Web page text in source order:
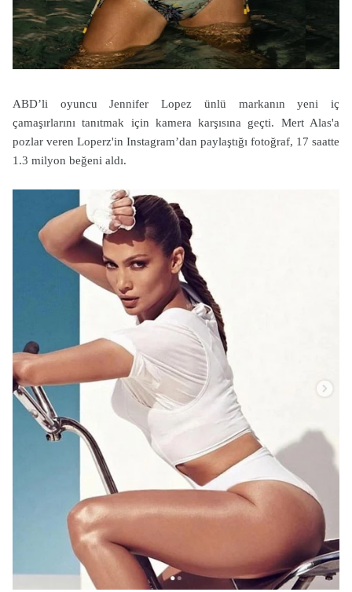
ABD’li oyuncu Jennifer Lopez ünlü markanın yeni iç
çamaşırlarını tanıtmak için kamera karşısına geçti. Mert Alas'a
pozlar veren Loperz'in Instagram’dan paylaştığı fotoğraf, 17 saatte
1.3 milyon beğeni aldı.